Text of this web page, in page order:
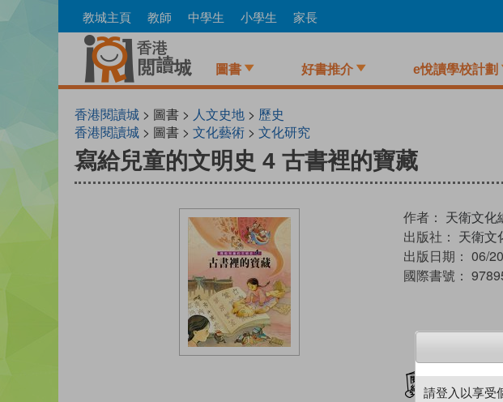
to
教城主頁 教師 中學生 小學生 家長
圖書 好書推介 e悅讀學校計劃
香港閱讀城 > 圖書 > 人文史地 > 歷史
香港閱讀城 > 圖書 > 文化藝術 > 文化研究
寫給兒童的文明史 4 古書裡的寶藏
作者： 天衛文化
出版社： 天衛文
出版日期： 06/
國際書號：
加
請登入以享受